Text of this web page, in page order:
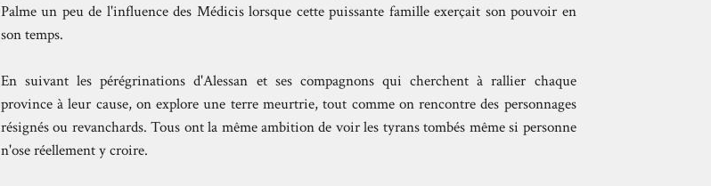
Palme un peu de l'influence des Médicis lorsque cette puissante famille exerçait son pouvoir en
son temps.
En suivant les pérégrinations d'Alessan et ses compagnons qui cherchent à rallier chaque
province à leur cause, on explore une terre meurtrie, tout comme on rencontre des personnages
résignés ou revanchards. Tous ont la même ambition de voir les tyrans tombés même si personne
n'ose réellement y croire.